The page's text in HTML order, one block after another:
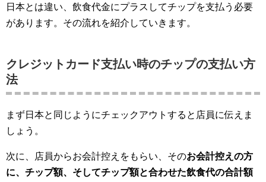
日本とは違い、飲食代金にプラスしてチップを支払う必要
があります。その流れを紹介していきます。
クレジットカード支払い時のチップの支払い方
法
まず日本と同じようにチェックアウトすると店員に伝えま
しょう。
次に、店員からお会計控えをもらい、そのお会計控えの方
に、チップ額、そしてチップ額と合わせた飲食代の合計額